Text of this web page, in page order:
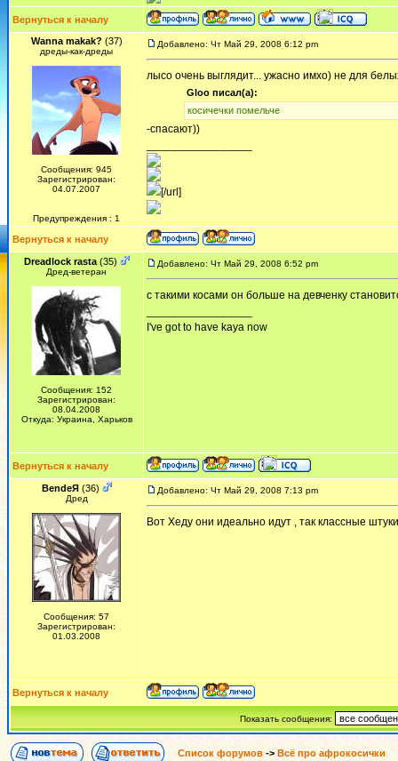
Вернуться к началу
Wanna makak? (37)
дреды-как-дреды
Сообщения: 945
Зарегистрирован:
04.07.2007
Предупреждения : 1
Добавлено: Чт Май 29, 2008 6:12 pm
лысо очень выглядит... ужасно имхо) не для
Gloo писал(а):
косичечки помельче
-спасают))
[/url]
Вернуться к началу
Dreadlock rasta(35)
Дред-ветеран
Сообщения: 152
Зарегистрирован:
08.04.2008
Откуда: Украина, Харьков
Добавлено: Чт Май 29, 2008 6:52 pm
с такими косами он больше на девченку
I've got to have kaya now
Вернуться к началу
BendeЯ(36)
Дред
Сообщения: 57
Зарегистрирован:
01.03.2008
Добавлено: Чт Май 29, 2008 7:13 pm
Вот Хеду они идеально идут , так классные
Вернуться к началу
Показать сообщения:
Список форумов-> Всё про афрокосички